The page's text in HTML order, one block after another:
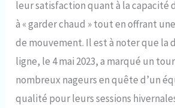
leur satisfaction quant à la capacité
à « garder chaud » tout en offrant
de mouvement. Il est à noter que la
ligne, le 4 mai 2023, a marqué un
nombreux nageurs en quête d’un
qualité pour leurs sessions